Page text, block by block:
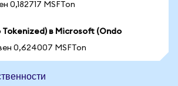
0,182717 MSFTon
Tokenized) в Microsoft (Ondo
0,624007 MSFTon